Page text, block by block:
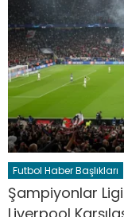
Futbol Haber Başlıkları
Şampiyonlar